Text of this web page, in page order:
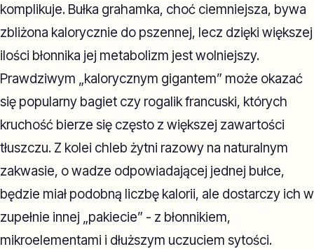
komplikuje. Bułka grahamka, choć ciemniejsza, bywa
zbliżona kalorycznie do pszennej, lecz dzięki większej
ilości błonnika jej metabolizm jest wolniejszy.
Prawdziwym „kalorycznym gigantem” może okazać
się popularny bagiet czy rogalik francuski, których
kruchość bierze się często z większej zawartości
tłuszczu. Z kolei chleb żytni razowy na naturalnym
zakwasie, o wadze odpowiadającej jednej bułce,
będzie miał podobną liczbę kalorii, ale dostarczy ich w
zupełnie innej „pakiecie” - z błonnikiem,
mikroelementami i dłuższym uczuciem sytości.